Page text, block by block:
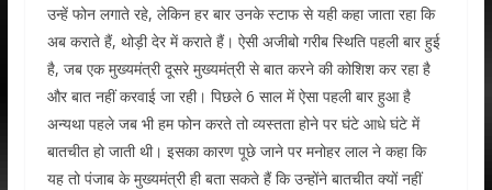
उन्हें फोन लगाते रहे, लेकिन हर बार उनके स्टाफ से यही कहा जाता रहा कि
अब कराते हैं, थोड़ी देर में कराते हैं। ऐसी अजीबो गरीब स्थिति पहली बार हुई
है, जब एक मुख्यमंत्री दूसरे मुख्यमंत्री से बात करने की कोशिश कर रहा है
और बात नहीं करवाई जा रही। पिछले 6 साल में ऐसा पहली बार हुआ है
अन्यथा पहले जब भी हम फोन करते तो व्यस्तता होने पर घंटे आधे घंटे में
बातचीत हो जाती थी। इसका कारण पूछे जाने पर मनोहर लाल ने कहा कि
यह तो पंजाब के मुख्यमंत्री ही बता सकते हैं कि उन्होंने बातचीत क्यों नहीं